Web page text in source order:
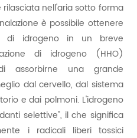
nell'aria sotto forma
è possibile ottenere
di idrogeno in un breve
di idrogeno (HHO)
assorbirne una grande
dal cervello, dal sistema
e dai polmoni. L'idrogeno
selettive", il che significa
i radicali liberi tossici